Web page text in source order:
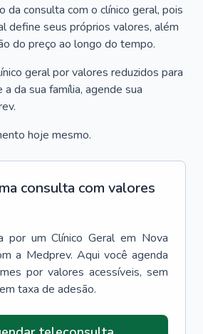
da consulta com o clínico geral, pois
define seus próprios valores, além
do preço ao longo do tempo.
geral por valores reduzidos para
a da sua família, agende sua
hoje mesmo.
consulta com valores
por um Clínico Geral em Nova
a Medprev. Aqui você agenda
por valores acessíveis, sem
taxa de adesão.